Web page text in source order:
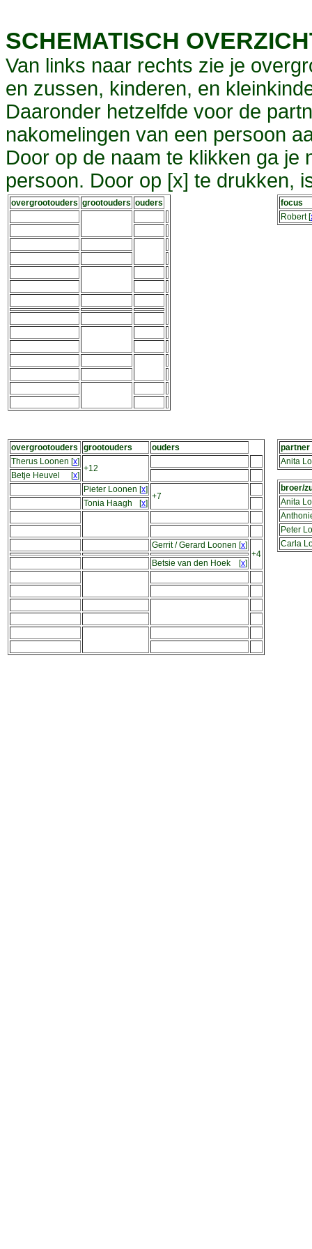
SCHEMATISCH
Van links naar rechts zie je
en zussen, kinderen, en
Daaronder hetzelfde voor de
nakomelingen van een persoon
Door op de naam te klikken ga je
persoon. Door op [x] te drukken,
overgrootouders grootouders ouders
focus
Robert[
overgrootouders grootouders
ouders
Therus Loonen [x]
+12
Betje Heuvel [x]
Pieter Loonen [x]
+7
Tonia Haagh [x]
Gerrit / Gerard Loonen [x]
+4
Betsie van den Hoek
[x]
partner
Anita
broer/
Anita
Peter
Carla